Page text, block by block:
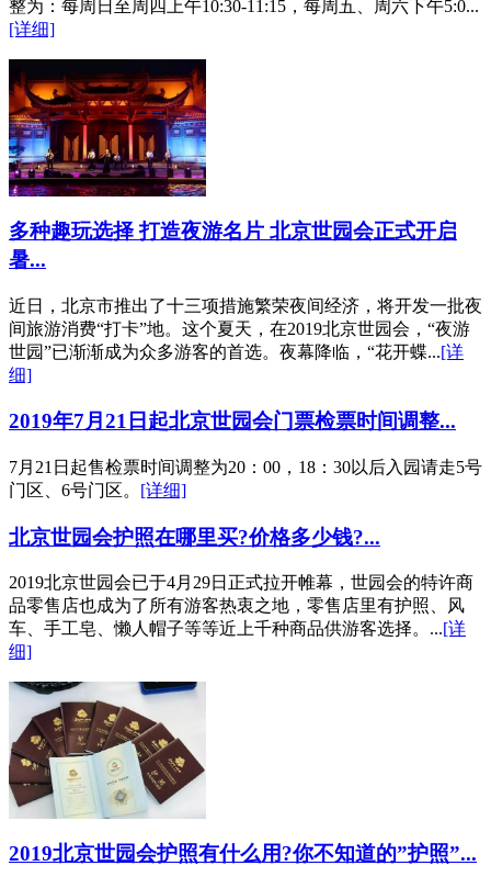
整为：每周日至周四上午10:30-11:15，每周五、周六下午5:0...
[详细]
多种趣玩选择 打造夜游名片 北京世园会正式开启
暑...
近日，北京市推出了十三项措施繁荣夜间经济，将开发一批夜
间旅游消费“打卡”地。这个夏天，在2019北京世园会，“夜游
世园”已渐渐成为众多游客的首选。夜幕降临，“花开蝶...[详
细]
2019年7月21日起北京世园会门票检票时间调整...
7月21日起售检票时间调整为20：00，18：30以后入园请走5号
门区、6号门区。 [详细]
北京世园会护照在哪里买?价格多少钱?...
2019北京世园会已于4月29日正式拉开帷幕，世园会的特许商
品零售店也成为了所有游客热衷之地，零售店里有护照、风
车、手工皂、懒人帽子等等近上千种商品供游客选择。...[详
细]
2019北京世园会护照有什么用?你不知道的”护照”...